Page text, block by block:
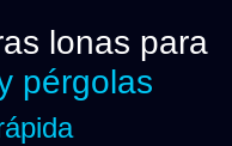
lonas para
pérgolas